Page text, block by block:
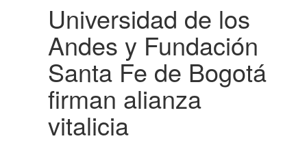
Universidad de los
Andes y Fundación
Santa Fe de Bogotá
firman alianza
vitalicia